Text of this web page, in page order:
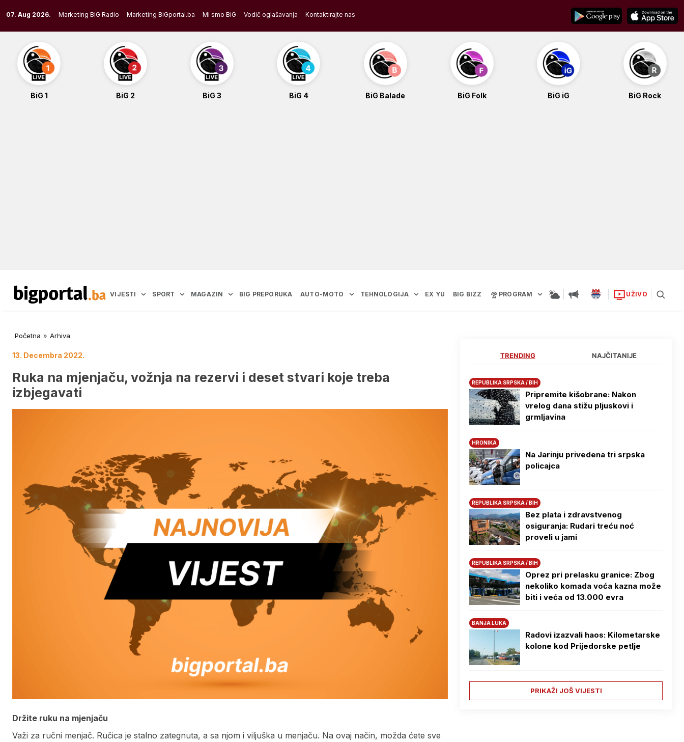
to
content
07. Aug 2026. Marketing BIG Radio Marketing BiGportal.ba Mi smo BiG Vodič oglašavanja Kontaktirajte nas
BiG 1 BiG 2 BiG 3 BiG 4 BiG Balade BiG Folk BiG iG BiG Rock
VIJESTI SPORT MAGAZIN BIG PREPORUKA AUTO-MOTO TEHNOLOGIJA EX YU BIG BIZZ PROGRAM UŽIVO
Početna » Arhiva
13. Decembra 2022.
Ruka na mjenjaču, vožnja na rezervi i deset stvari koje treba
izbjegavati
Držite ruku na mjenjaču
Važi za ručni menjač. Ručica je stalno zategnuta, a sa njom i viljuška u menjaču. Na ovaj način, možda ćete sve
TRENDING NAJČITANIJE
REPUBLIKA SRPSKA / BIH
Pripremite kišobrane: Nakon
vrelog dana stižu pljuskovi i
grmljavina
HRONIKA
Na Јarinju privedena tri srpska
policajca
REPUBLIKA SRPSKA / BIH
Bez plata i zdravstvenog
osiguranja: Rudari treću noć
proveli u jami
REPUBLIKA SRPSKA / BIH
Oprez pri prelasku granice: Zbog
nekoliko komada voća kazna može
biti i veća od 13.000 evra
BANJA LUKA
Radovi izazvali haos: Kilometarske
kolone kod Prijedorske petlje
PRIKAŽI JOŠ VIJESTI